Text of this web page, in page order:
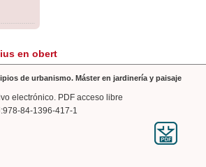
en obert
de urbanismo. Máster en jardinería y paisaje
electrónico. PDF acceso libre
84-1396-417-1